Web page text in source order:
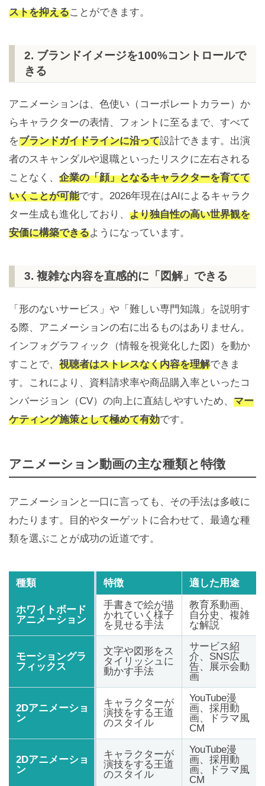
ストを抑えることができます。
2. ブランドイメージを100%コントロールで
きる
アニメーションは、色使い（コーポレートカラー）か
らキャラクターの表情、フォントに至るまで、すべて
をブランドガイドラインに沿って設計できます。出演
者のスキャンダルや退職といったリスクに左右される
ことなく、 企業の「顔」となるキャラクターを育てて
いくことが可能です。2026年現在はAIによるキャラク
ター生成も進化しており、 より独自性の高い世界観を
安価に構築できるようになっています。
3. 複雑な内容を直感的に「図解」できる
「形のないサービス」や「難しい専門知識」を説明す
る際、アニメーションの右に出るものはありません。
インフォグラフィック（情報を視覚化した図）を動か
すことで、 視聴者はストレスなく内容を理解できま
す。これにより、資料請求率や商品購入率といったコ
ンバージョン（CV）の向上に直結しやすいため、 マー
ケティング施策として極めて有効です。
アニメーション動画の主な種類と特徴
アニメーションと一口に言っても、その手法は多岐に
わたります。目的やターゲットに合わせて、最適な種
類を選ぶことが成功の近道です。
種類 特徴 適した用途
ホワイトボード
アニメーション
手書きで絵が描
かれていく様子
を見せる手法
教育系動画、
自分史、複雑
な解説
モーショングラ
フィックス
文字や図形をス
タイリッシュに
動かす手法
サービス紹
介、SNS広
告、展示会動
画
2Dアニメーショ
ン
キャラクターが
演技をする王道
のスタイル
YouTube漫
画、採用動
画、ドラマ風
CM
2Dアニメーショ
ン
キャラクターが
演技をする王道
のスタイル
YouTube漫
画、採用動
画、ドラマ風
CM